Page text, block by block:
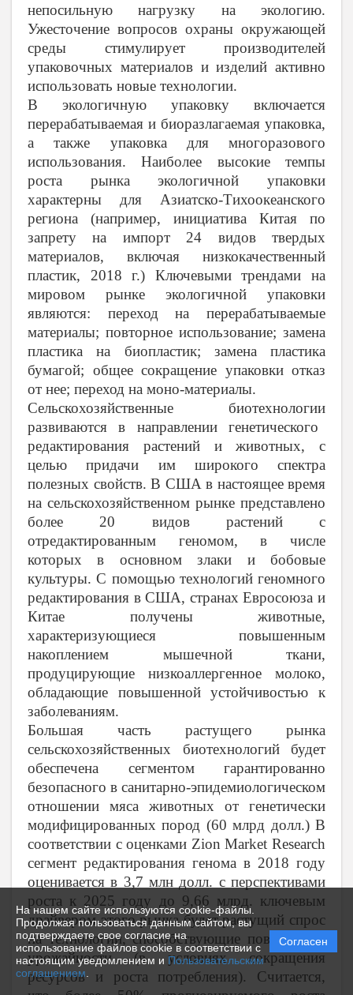
На нашем сайте используются cookie-файлы.
Продолжая пользоваться данным сайтом, вы
подтверждаете свое согласие на
использование файлов cookie в соответствии с
настоящим уведомлением и Пользовательским
соглашением
Согласен
непосильную нагрузку на экологию.
Ужесточение вопросов охраны окружающей
среды стимулирует производителей
упаковочных материалов и изделий активно
использовать новые технологии.
В экологичную упаковку включается
перерабатываемая и биоразлагаемая упаковка,
а также упаковка для многоразового
использования. Наиболее высокие темпы
роста рынка экологичной упаковки
характерны для Азиатско-Тихоокеанского
региона (например, инициатива Китая по
запрету на импорт 24 видов твердых
материалов, включая низкокачественный
пластик, 2018 г.) Ключевыми трендами на
мировом рынке экологичной упаковки
являются: переход на перерабатываемые
материалы; повторное использование; замена
пластика на биопластик; замена пластика
бумагой; общее сокращение упаковки отказ
от нее; переход на моно-материалы.
Сельскохозяйственные биотехнологии
развиваются в направлении генетического
редактирования растений и животных, с
целью придачи им широкого спектра
полезных свойств. В США в настоящее время
на сельскохозяйственном рынке представлено
более 20 видов растений с
отредактированным геномом, в числе
которых в основном злаки и бобовые
культуры. С помощью технологий геномного
редактирования в США, странах Евросоюза и
Китае получены животные,
характеризующиеся повышенным
накоплением мышечной ткани,
продуцирующие низкоаллергенное молоко,
обладающие повышенной устойчивостью к
заболеваниям.
Большая часть растущего рынка
сельскохозяйственных биотехнологий будет
обеспечена сегментом гарантированно
безопасного в санитарно-эпидемиологическом
отношении мяса животных от генетически
модифицированных пород (60 млрд долл.) В
соответствии с оценками Zion Market Research
сегмент редактирования генома в 2018 году
оценивается в 3,7 млн долл. с перспективами
роста к 2025 году до 9,66 млрд. ключевым
драйвером этого рынка будет растущий спрос
на технологии, способствующие повышению
урожайности (в условиях сокращения
ресурсов и роста потребления). Считается,